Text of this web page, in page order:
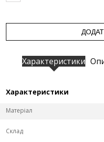
Характеристики
Характеристики
Матеріал
Склад